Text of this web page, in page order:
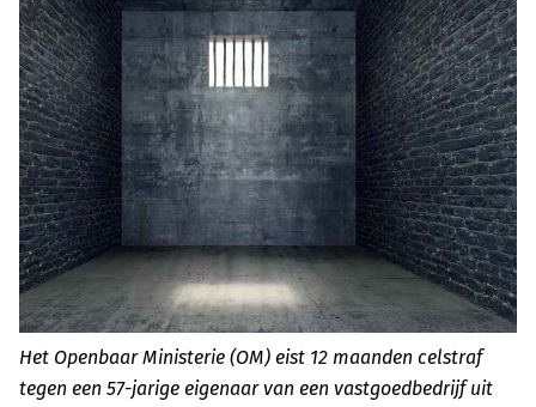
Het Openbaar Ministerie (OM) eist 12 maanden celstraf
tegen een 57-jarige eigenaar van een vastgoedbedrijf uit